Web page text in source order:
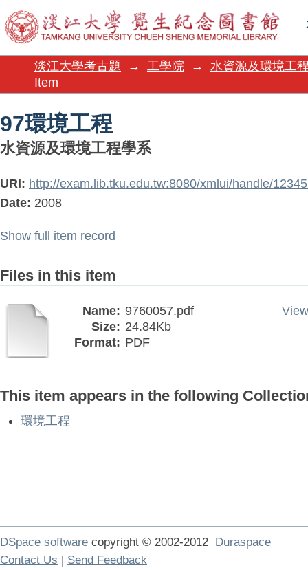
97環境工程
淡江大學考古題 → 工學院 →
水資源及環境工
Item
97環境工程
水資源及環境工程學系
URI: http://exam.lib.tku.edu.tw:8080/xmlui/handle/
Date: 2008
Show full item record
Files in this item
Name: 9760057.pdf
Size: 24.84Kb
Format: PDF
This item appears in the following
環境工程
DSpace software copyright © 2002-2012 Duraspace
Contact Us | Send Feedback